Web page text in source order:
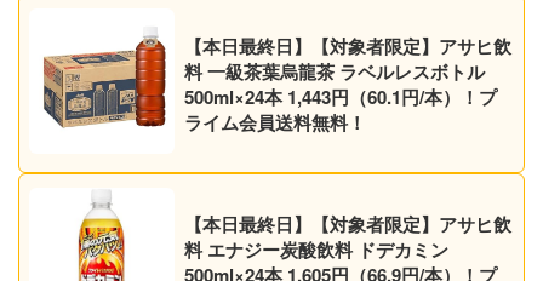
【本日最終日】【対象者限定】アサヒ飲
料 一級茶葉烏龍茶 ラベルレスボトル
500ml×24本 1,443円（60.1円/本）！プ
ライム会員送料無料！
【本日最終日】【対象者限定】アサヒ飲
料 エナジー炭酸飲料 ドデカミン
500ml×24本 1,605円（66.9円/本）！プ